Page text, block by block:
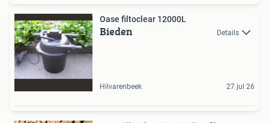
Oase filtoclear 12000L
Bieden Details
Hilvarenbeek 27 jul 26